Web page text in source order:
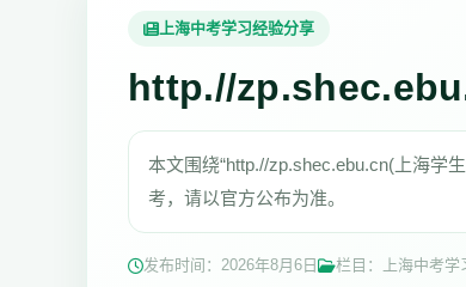
上海中考学习经验分享
http.//
本文围绕“http.//zp.shec.ebu.cn(上海学
考，请以官方公布为准。
发布时间： 2026年8月6日 栏目：上海中考学